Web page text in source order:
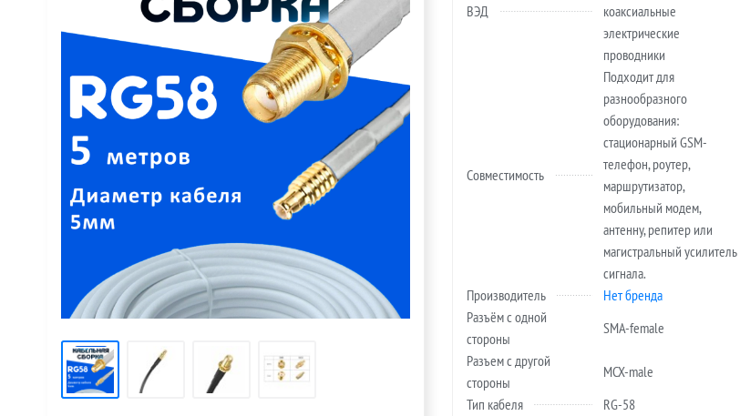
ВЭД
коаксиальные
электрические
проводники
Совместимость
Подходит для
разнообразного
оборудования:
стационарный GSM-
телефон, роутер,
маршрутизатор,
мобильный модем,
антенну, репитер или
магистральный усилитель
сигнала.
Производитель
Нет бренда
Разъём с одной
стороны
SMA-female
Разъем с другой
стороны
MCX-male
Тип кабеля
RG-58